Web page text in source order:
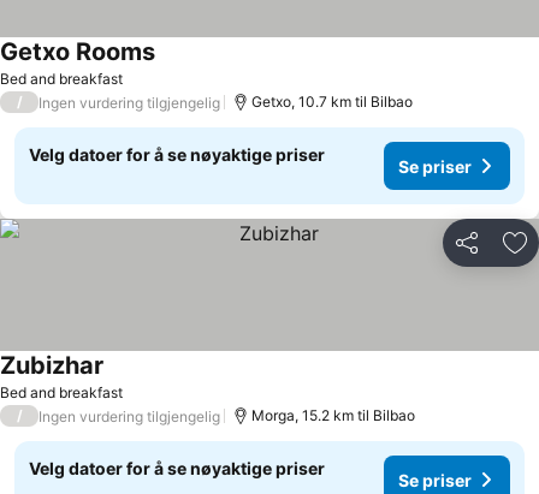
Bed and breakfast
Getxo RoomsSe priser
/ Ingen vurdering tilgjengelig Getxo, 10.7 km til Bilbao
Velg datoer for å se nøyaktige priser
Se priser
Del
Bed and breakfast
Zubizhar
/ Ingen vurdering tilgjengelig Morga, 15.2 km til Bilbao
Velg datoer for å se nøyaktige priser
Se priser